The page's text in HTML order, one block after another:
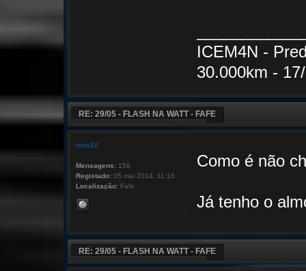
ICEM4N -
30.000km -
RE: 29/05 - FLASH NA WATT - FAFE
Como é não
Já tenho o
nios26
Mensagens: 156
Registado: 05 mai 2014, 11:16
Localização: Fafe
RE: 29/05 - FLASH NA WATT - FAFE